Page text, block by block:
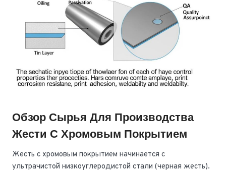
Обзор Сырья Для Производства
Жести С Хромовым Покрытием
Жесть с хромовым покрытием начинается с
ультрачистой низкоуглеродистой стали (черная жесть).